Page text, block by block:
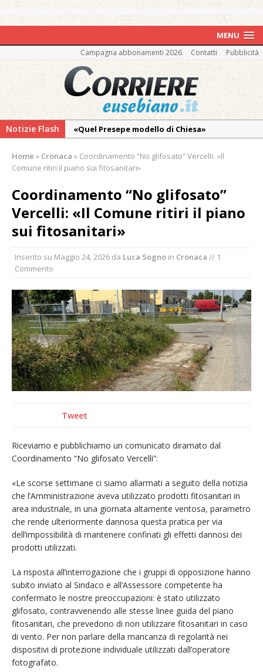
MENU
Campagna abbonamenti 2026 Contatti Pubblicità
Notizie Flash
«Quel Presepe modello di Chiesa»
Ringraziamento: convegno, messa e
Incendio sul Monte Barone: si estende il
fronte. Evacuato il rifugio e chiusi tutti i
sentieri
zone blu
alle pendici del Monte Barone
Centinaia di vercellesi a Oropa per il
pellegrinaggio diocesano
Intervento dei vigili del fuoco per un
incendio di sterpaglie a Caresanablot
Dieci anni fa l’ingresso a Vercelli
dell’arcivescovo mons. Marco Arnolfo
Home » Cronaca » Coordinamento “No glifosato” Vercelli: «Il
Comune ritiri il piano sui fitosanitari»
Coordinamento “No glifosato”
Vercelli: «Il Comune ritiri il piano
sui fitosanitari»
Inserito su Maggio 24, 2026 da Luca Sogno in Cronaca // 1
Commento
Tweet
Riceviamo e pubblichiamo un comunicato diramato dal
Coordinamento “No glifosato Vercelli”:
«Le scorse settimane ci siamo allarmati a seguito della notizia
che l’Amministrazione aveva utilizzato prodotti fitosanitari in
area industriale, in una giornata altamente ventosa, parametro
che rende ulteriormente dannosa questa pratica per via
dell’impossibilità di mantenere confinati gli effetti dannosi dei
prodotti utilizzati.
La risposta all’interrogazione che i gruppi di opposizione hanno
subito inviato al Sindaco e all’Assessore competente ha
confermato le nostre preoccupazioni: è stato utilizzato
glifosato, contravvenendo alle stesse linee guida del piano
fitosanitari, che prevedono di non utilizzare fitosanitari in caso
di vento. Per non parlare della mancanza di regolarità nei
dispositivi di protezione individuale utilizzati dall’operatore
fotografato.